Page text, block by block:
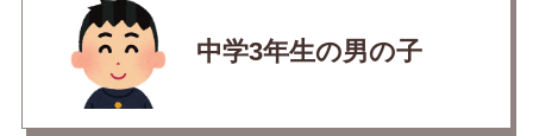
中学3年生の男の子